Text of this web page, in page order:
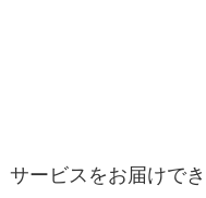
サービスをお届けで